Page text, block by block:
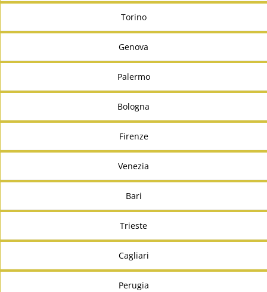
Torino
Genova
Palermo
Bologna
Firenze
Venezia
Bari
Trieste
Cagliari
Perugia